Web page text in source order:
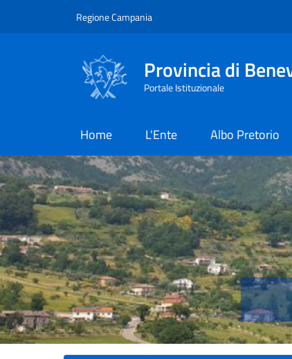
Regione Campania
Provincia di
Portale Istituzionale
Home L'Ente Albo Pretorio
Provincia di